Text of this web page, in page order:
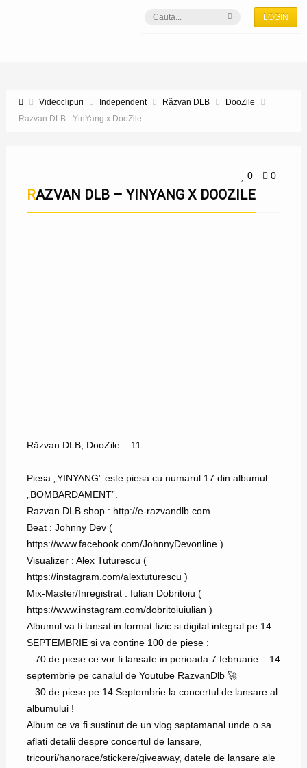
LOGIN
Videoclipuri Independent Răzvan DLB
DooZile
Razvan DLB - YinYang x DooZile
0 0
RAZVAN DLB – YINYANG X DOOZILE
Răzvan DLB, DooZile 11
Piesa „YINYANG” este piesa cu numarul 17 din albumul
„BOMBARDAMENT”.
Razvan DLB shop : http://e-razvandlb.com
Beat : Johnny Dev (
https://www.facebook.com/JohnnyDevonline )
Visualizer : Alex Tuturescu (
https://instagram.com/alextuturescu )
Mix-Master/Inregistrat : Iulian Dobritoiu (
https://www.instagram.com/dobritoiuiulian )
Albumul va fi lansat in format fizic si digital integral pe 14
SEPTEMBRIE si va contine 100 de piese :
– 70 de piese ce vor fi lansate in perioada 7 februarie – 14
septembrie pe canalul de Youtube RazvanDlb 🚀
– 30 de piese pe 14 Septembrie la concertul de lansare al
albumului !
Album ce va fi sustinut de un vlog saptamanal unde o sa
aflati detalii despre concertul de lansare,
tricouri/hanorace/stickere/giveaway, datele de lansare ale